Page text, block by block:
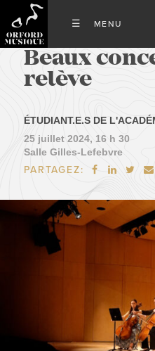
Beaux
relève
ÉTUDIANT.E.S DE
25 juillet 2024, 16 h 30
Salle Gilles-Lefebvre
PARTAGEZ:    